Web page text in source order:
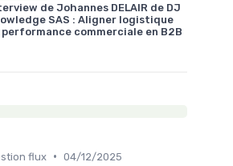
de Johannes DELAIR de DJ
SAS : Aligner logistique
commerciale en B2B
flux • 04/12/2025